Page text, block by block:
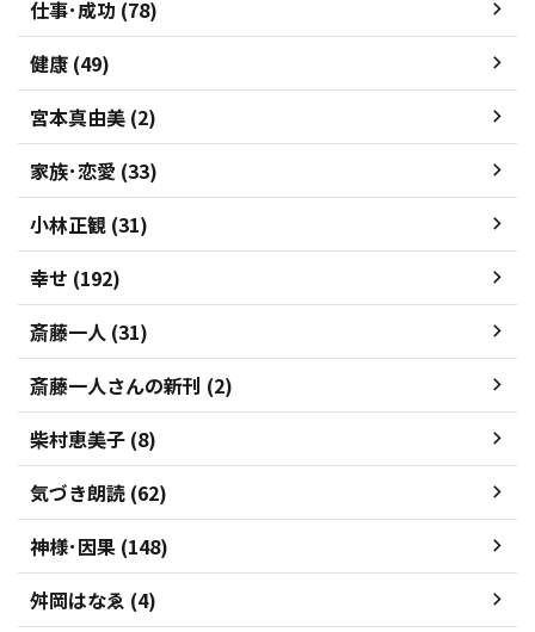
仕事･成功 (78)
健康 (49)
宮本真由美 (2)
家族･恋愛 (33)
小林正観 (31)
幸せ (192)
斎藤一人 (31)
斎藤一人さんの新刊 (2)
柴村恵美子 (8)
気づき朗読 (62)
神様･因果 (148)
舛岡はなゑ (4)